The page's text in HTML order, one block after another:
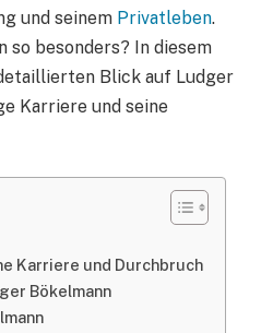
und seinem Privatleben.
so besonders? In diesem
Blick auf Ludger
Karriere und seine
Karriere und Durchbruch
Bökelmann